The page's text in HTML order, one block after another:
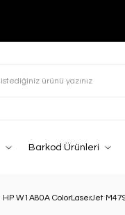
Barkod Ürünleri
HP W1A80A ColorLaserJet